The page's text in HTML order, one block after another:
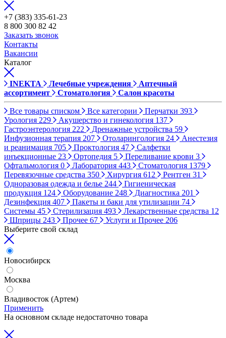
+7 (383) 335-61-23
8 800 300 82 42
Заказать звонок
Контакты
Вакансии
Каталог
INEKTA Лечебные учреждения
Аптечный
ассортимент
Стоматология Салон красоты
Все товары списком Все категории Перчатки 393
Урология 229 Акушерство и гинекология 137
Гастроэнтерология 222 Дренажные устройства 59
Инфузионная терапия 207 Отоларингология 24
Анестезия
и реанимация 705 Проктология 47
Салфетки
инъекционные 23 Ортопедия 5 Переливание крови 3
Офтальмология 0 Лаборатория 443 Стоматология 1379
Перевязочные средства 350 Хирургия 612 Рентген 31
Одноразовая одежда и белье 244
Гигиеническая
продукция 124 Оборудование 248 Диагностика 201
Дезинфекция 407 Пакеты и баки для утилизации 74
Системы 45 Стерилизация 493 Лекарственные средства 12
Шприцы 243 Прочее 67 Услуги и Прочее 206
Выберите свой склад
Новосибирск
Москва
Владивосток (Артем)
Применить
На основном складе недостаточно товара